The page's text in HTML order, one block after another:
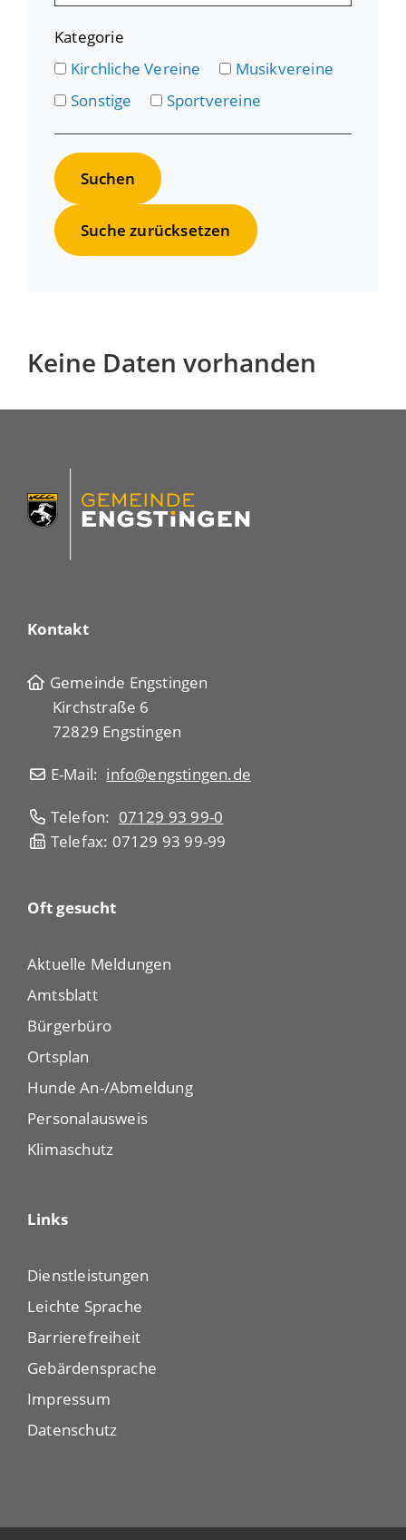
Kategorie
Kirchliche Vereine
Musikvereine
Sonstige
Sportvereine
Suche zurücksetzen
Keine Daten vorhanden
Kontakt
Gemeinde Engstingen
Kirchstraße 6
72829 Engstingen
E-Mail: info@engstingen.de
Telefon: 07129 93 99-0
Telefax: 07129 93 99-99
Oft gesucht
Aktuelle Meldungen
Amtsblatt
Bürgerbüro
Ortsplan
Hunde An-/Abmeldung
Personalausweis
Klimaschutz
Links
Dienstleistungen
Leichte Sprache
Barrierefreiheit
Gebärdensprache
Impressum
Datenschutz